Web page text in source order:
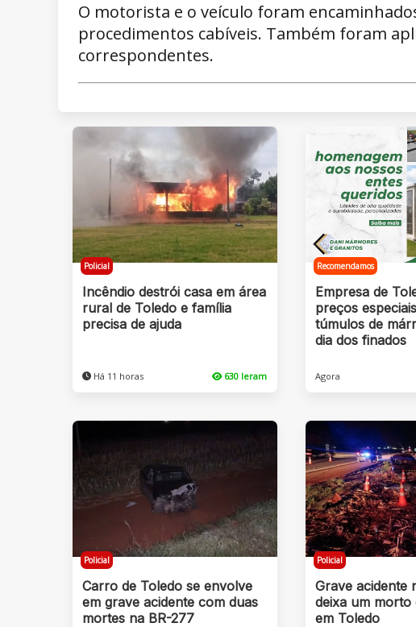
O motorista e o veículo foram
procedimentos cabíveis. Também foram
correspondentes.
Policial
Incêndio destrói casa em área
rural de Toledo e família
precisa de ajuda
Há 11 horas 630 leram
Recomendamos
Empresa de
preços
túmulos de
dia dos finados
Agora
Policial
Carro de Toledo se envolve
em grave acidente com duas
mortes na BR-277
Policial
Grave acidente
deixa um morto
em Toledo